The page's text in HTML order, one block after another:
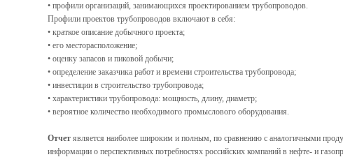
• профили организаций, занимающихся проектированием трубопроводов.
Профили проектов трубопроводов включают в себя:
• краткое описание добычного проекта;
• его месторасположение;
• оценку запасов и пиковой добычи;
• определение заказчика работ и времени строительства трубопровода;
• инвестиции в строительство трубопровода;
• характеристики трубопровода: мощность, длину, диаметр;
• вероятное количество необходимого промыслового оборудования.
Отчет является наиболее широким и полным, по сравнению с аналогичными
информации о перспективных потребностях российских компаний в нефте- и